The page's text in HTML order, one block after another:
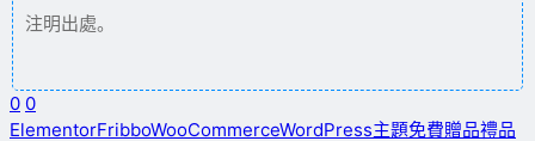
注明出處。
0 0
ElementorFribboWooCommerceWordPress主題免費贈品禮品